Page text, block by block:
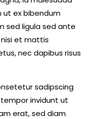
ut ex bibendum
sed ligula sed ante
et mattis
nec dapibus risus
sadipscing
invidunt ut
erat, sed diam